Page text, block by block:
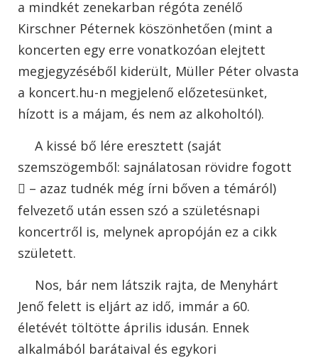
a mindkét zenekarban régóta zenélő
Kirschner Péternek köszönhetően (mint a
koncerten egy erre vonatkozóan elejtett
megjegyzéséből kiderült, Müller Péter olvasta
a koncert.hu-n megjelenő előzetesünket,
hízott is a májam, és nem az alkoholtól).
A kissé bő lére eresztett (saját
szemszögemből: sajnálatosan rövidre fogott
 – azaz tudnék még írni bőven a témáról)
felvezető után essen szó a születésnapi
koncertről is, melynek apropóján ez a cikk
született.
Nos, bár nem látszik rajta, de Menyhárt
Jenő felett is eljárt az idő, immár a 60.
életévét töltötte április idusán. Ennek
alkalmából barátaival és egykori